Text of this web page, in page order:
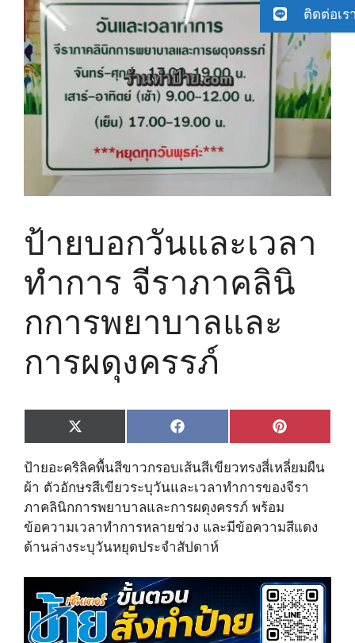
ป้ายบอกวันและเวลา
ทำการ จีราภาคลินิ
กการพยาบาลและ
การผดุงครรภ์
Share
on
X
(
T
w
i
t
e
)
Share
on
F
a
c
e
b
o
k
Share
on
P
i
n
t
e
s
ป้ายอะคริลิคพื้นสีขาวกรอบเส้นสีเขียวทรงสี่เหลี่ยมผืน
ผ้า ตัวอักษรสีเขียวระบุวันและเวลาทำการของจีรา
ภาคลินิกการพยาบาลและการผดุงครรภ์ พร้อม
ข้อความเวลาทำการหลายช่วง และมีข้อความสีแดง
ด้านล่างระบุวันหยุดประจำสัปดาห์
ติดต่อเร